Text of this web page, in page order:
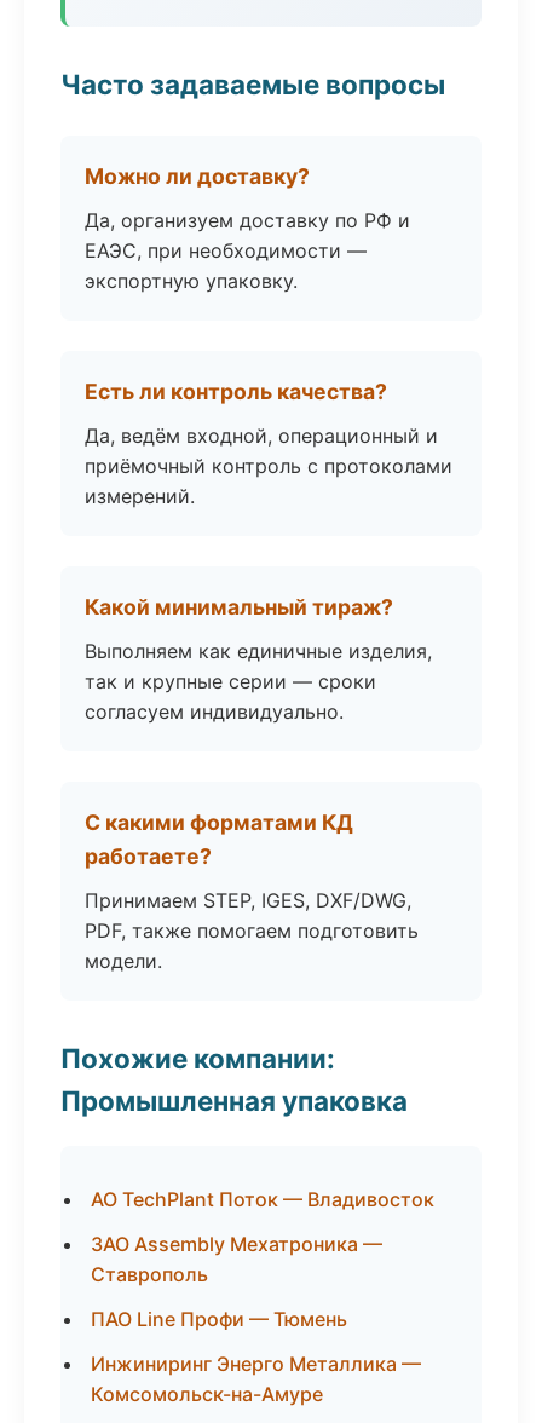
Часто задаваемые вопросы
Можно ли доставку?
Да, организуем доставку по РФ и
ЕАЭС, при необходимости —
экспортную упаковку.
Есть ли контроль качества?
Да, ведём входной, операционный и
приёмочный контроль с протоколами
измерений.
Какой минимальный тираж?
Выполняем как единичные изделия,
так и крупные серии — сроки
согласуем индивидуально.
С какими форматами КД
работаете?
Принимаем STEP, IGES, DXF/DWG,
PDF, также помогаем подготовить
модели.
Похожие компании:
Промышленная упаковка
АО TechPlant Поток — Владивосток
ЗАО Assembly Мехатроника —
Ставрополь
ПАО Line Профи — Тюмень
Инжиниринг Энерго Металлика —
Комсомольск-на-Амуре